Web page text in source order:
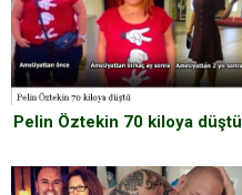
Pelin Öztekin 70 kiloya düştü